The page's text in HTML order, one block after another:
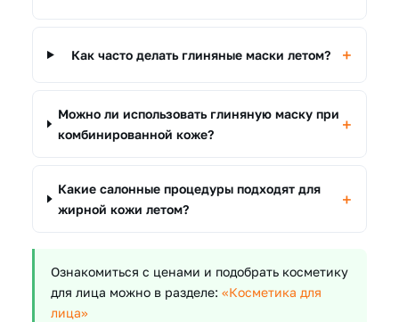
Как часто делать глиняные маски летом?
Можно ли использовать глиняную маску при
комбинированной коже?
Какие салонные процедуры подходят для
жирной кожи летом?
Ознакомиться с ценами и подобрать косметику
для лица можно в разделе: «Косметика для
лица»